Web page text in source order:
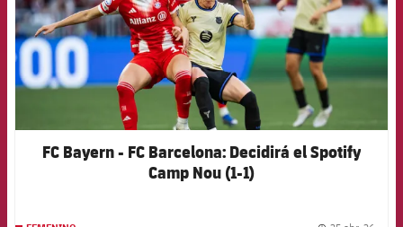
FC Bayern - FC Barcelona: Decidirá el Spotify
Camp Nou (1-1)